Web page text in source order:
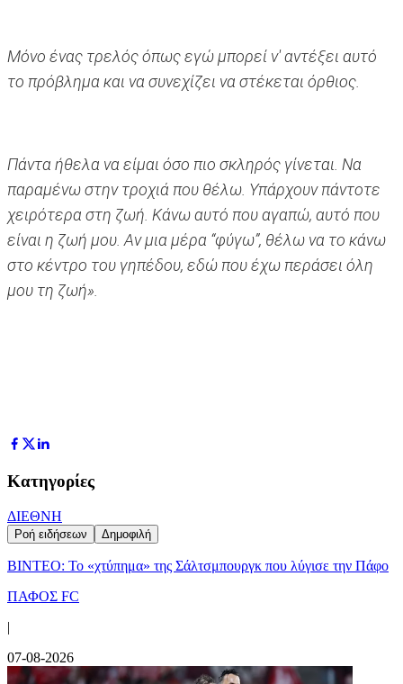
Μόνο ένας τρελός όπως εγώ μπορεί ν' αντέξει αυτό
το πρόβλημα και να συνεχίζει να στέκεται όρθιος.
Πάντα ήθελα να είμαι όσο πιο σκληρός γίνεται. Να
παραμένω στην τροχιά που θέλω. Υπάρχουν πάντοτε
χειρότερα στη ζωή. Κάνω αυτό που αγαπώ, αυτό που
είναι η ζωή μου. Αν μια μέρα “φύγω”, θέλω να το κάνω
στο κέντρο του γηπέδου, εδώ που έχω περάσει όλη
μου τη ζωή».
Κατηγορίες
ΔΙΕΘΝΗ
Ροή ειδήσεων Δημοφιλή
ΒΙΝΤΕΟ: Το «χτύπημα» της Σάλτσμπουργκ που λύγισε την Πάφο
ΠΑΦΟΣ FC
|
07-08-2026